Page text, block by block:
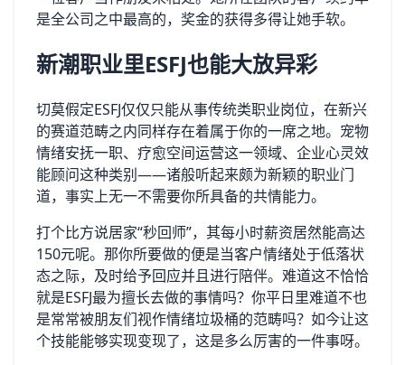
是全公司之中最高的，奖金的获得多得让她手软。
新潮职业里ESFJ也能大放异彩
切莫假定ESFJ仅仅只能从事传统类职业岗位，在新兴
的赛道范畴之内同样存在着属于你的一席之地。宠物
情绪安抚一职、疗愈空间运营这一领域、企业心灵效
能顾问这种类别——诸般听起来颇为新颖的职业门
道，事实上无一不需要你所具备的共情能力。
打个比方说居家“秒回师”，其每小时薪资居然能高达
150元呢。那你所要做的便是当客户情绪处于低落状
态之际，及时给予回应并且进行陪伴。难道这不恰恰
就是ESFJ最为擅长去做的事情吗？你平日里难道不也
是常常被朋友们视作情绪垃圾桶的范畴吗？如今让这
个技能能够实现变现了，这是多么厉害的一件事呀。